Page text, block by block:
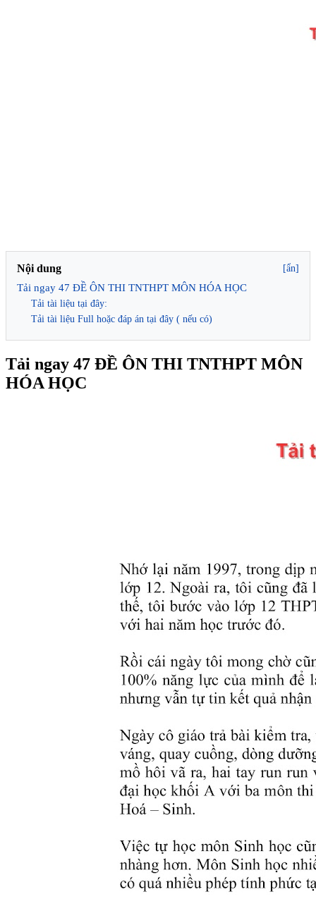
Nội dung [ẩn]
Tải ngay 47 ĐỀ ÔN THI TNTHPT MÔN HÓA HỌC
Tải tài liệu tại đây:
Tải tài liệu Full hoặc đáp án tại đây ( nếu có)
Tải ngay 47 ĐỀ ÔN THI TNTHPT MÔN
HÓA HỌC